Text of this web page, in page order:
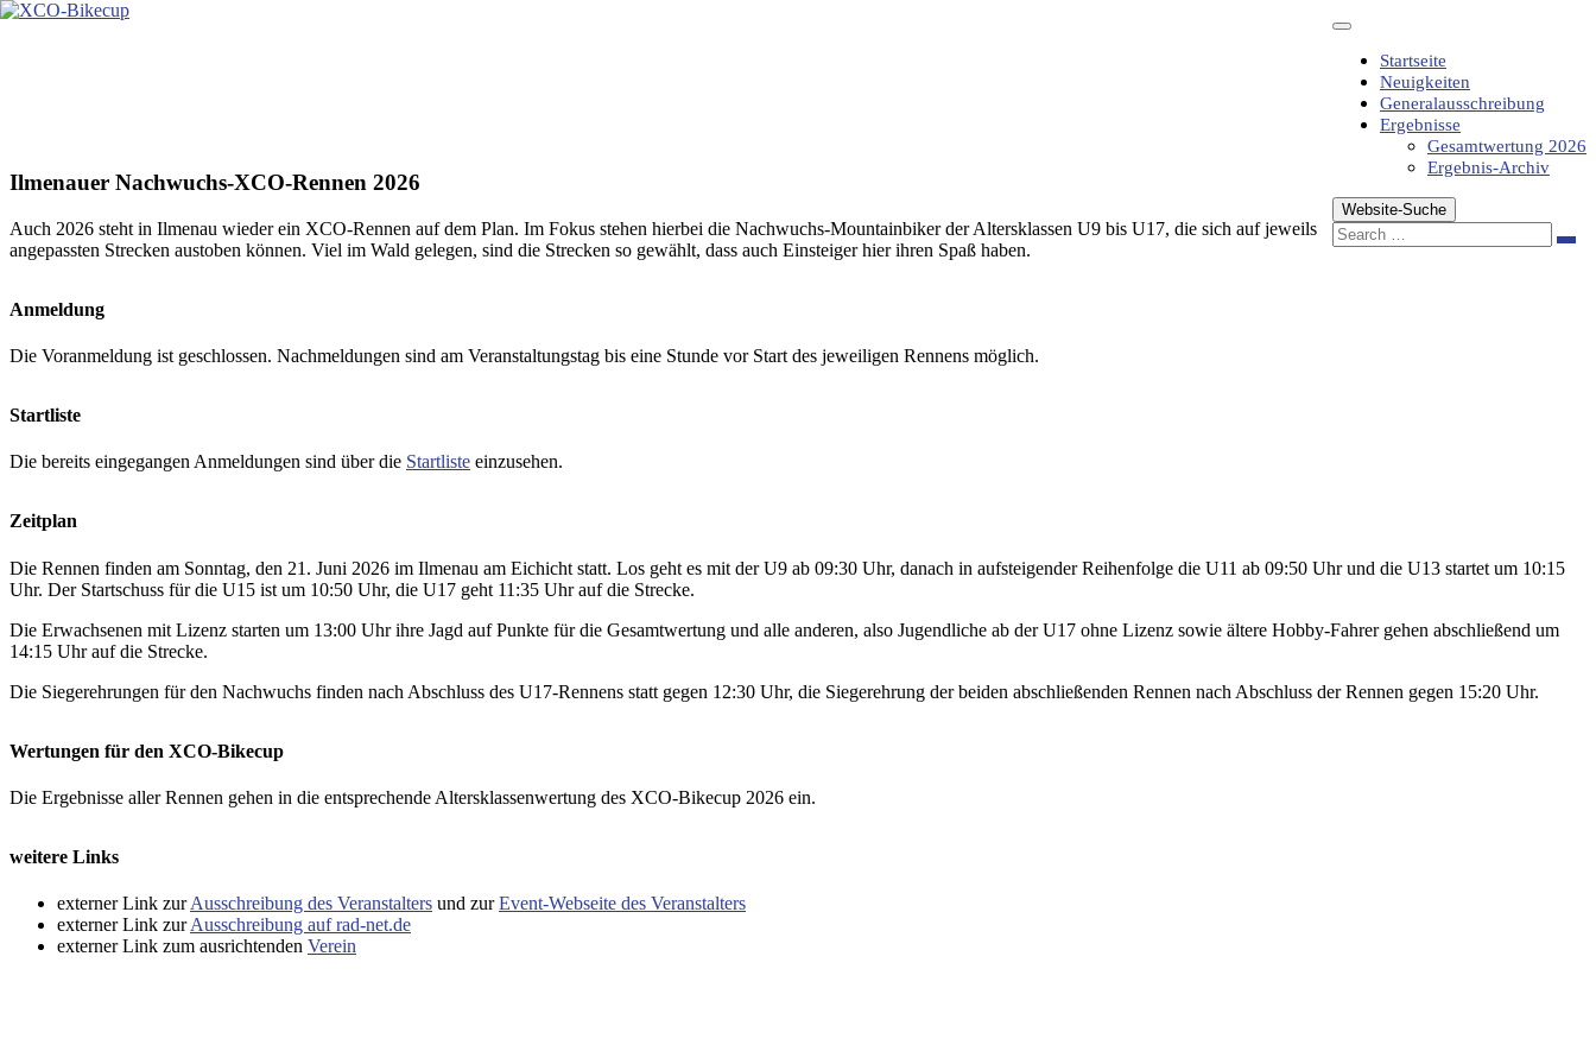
Zum
Startseite
Neuigkeiten
Generalausschreibung
Ergebnisse
Gesamtwertung 2026
Ergebnis-Archiv
Website-Suche
Ilmenauer Nachwuchs-XCO-Rennen 2026
Auch 2026 steht in Ilmenau wieder ein XCO-Rennen auf dem Plan. Im Fokus stehen hierbei die Nachwuchs-Mountainbiker der Altersklassen U9 bis U17, die sich auf jeweils
angepassten Strecken austoben können. Viel im Wald gelegen, sind die Strecken so gewählt, dass auch Einsteiger hier ihren Spaß haben.
Anmeldung
Die Voranmeldung ist geschlossen. Nachmeldungen sind am Veranstaltungstag bis eine Stunde vor Start des jeweiligen Rennens möglich.
Startliste
Die bereits eingegangen Anmeldungen sind über die Startliste einzusehen.
Zeitplan
Die Rennen finden am Sonntag, den 21. Juni 2026 im Ilmenau am Eichicht statt. Los geht es mit der U9 ab 09:30 Uhr, danach in aufsteigender Reihenfolge die U11 ab 09:50 Uhr und die U13 startet um 10:15
Uhr. Der Startschuss für die U15 ist um 10:50 Uhr, die U17 geht 11:35 Uhr auf die Strecke.
Die Erwachsenen mit Lizenz starten um 13:00 Uhr ihre Jagd auf Punkte für die Gesamtwertung und alle anderen, also Jugendliche ab der U17 ohne Lizenz sowie ältere Hobby-Fahrer gehen abschließend um
14:15 Uhr auf die Strecke.
Die Siegerehrungen für den Nachwuchs finden nach Abschluss des U17-Rennens statt gegen 12:30 Uhr, die Siegerehrung der beiden abschließenden Rennen nach Abschluss der Rennen gegen 15:20 Uhr.
Wertungen für den XCO-Bikecup
Die Ergebnisse aller Rennen gehen in die entsprechende Altersklassenwertung des XCO-Bikecup 2026 ein.
weitere Links
externer Link zurAusschreibung des Veranstalters und zurEvent-Webseite des Veranstalters
externer Link zurAusschreibung auf rad-net.de
externer Link zum ausrichtenden Verein